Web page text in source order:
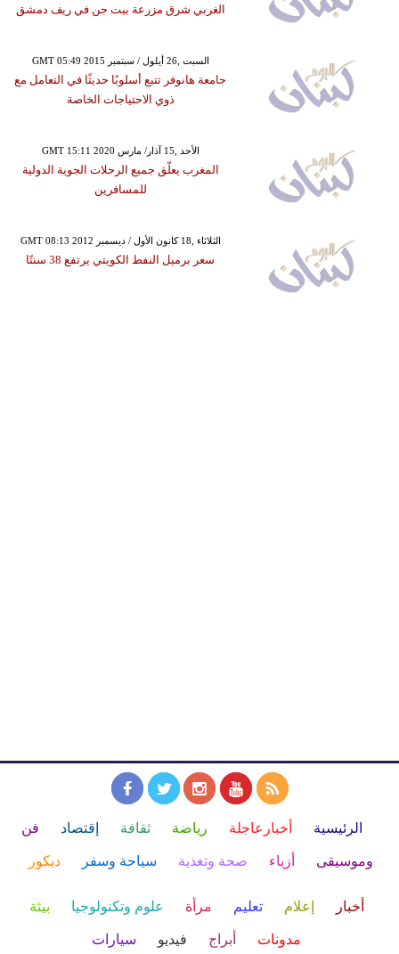
الغربي شرق مزرعة بيت جن في ريف دمشق
GMT 05:49 2015 السبت ,26 أيلول / سبتمبر
جامعة هانوفر تتبع أسلوبًا حديثًا في التعامل مع
ذوي الاحتياجات الخاصة
GMT 15:11 2020 الأحد ,15 آذار/ مارس
المغرب يعلّق جميع الرحلات الجوية الدولية
للمسافرين
GMT 08:13 2012 الثلاثاء ,18 كانون الأول / ديسمبر
سعر برميل النفط الكويتي يرتفع 38 سنتًا
الرئيسية أخبارعاجلة رياضة ثقافة إقتصاد فن
وموسيقى أزياء صحة وتغذية سياحة وسفر ديكور
أخبار إعلام تعليم مرأة علوم وتكنولوجيا بيئة
مدونات أبراج فيديو سيارات